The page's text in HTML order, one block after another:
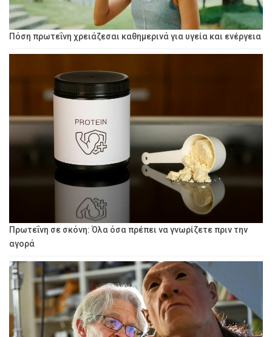
Πόση πρωτεΐνη χρειάζεσαι καθημερινά για υγεία και ενέργεια
Πρωτεΐνη σε σκόνη: Όλα όσα πρέπει να γνωρίζετε πριν την
αγορά